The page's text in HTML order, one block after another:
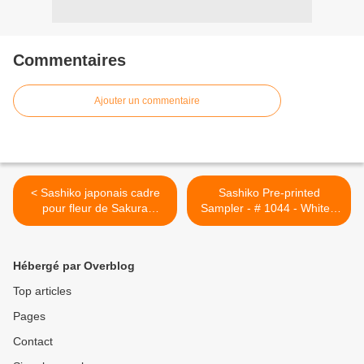
Commentaires
Ajouter un commentaire
< Sashiko japonais cadre
pour fleur de Sakura
bricolage sashiko japonais
vectoriels et plus d'images
de abstrait libre de droits
Sashiko Pre-printed
Sampler - # 1044 - White -
Shiba & Cherry Blossoms
Hébergé par Overblog
Top articles
Pages
Contact